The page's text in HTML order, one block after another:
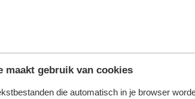
maakt gebruik van cookies
die automatisch in je browser
dit moois wordt ook nog eens
en olijfbomen. Ik word
eigenaar van dit bijzondere
Stefano vertelt me dat dit
di Cortine stamt uit het
wachttoren. Hij is smaakvol
die Canonica di Cortine